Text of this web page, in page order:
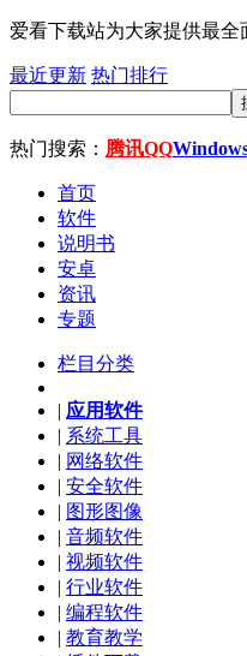
爱看下载站为大家提供最全
最近更新 热门排行
热门搜索： 腾讯QQ
首页
软件
说明书
安卓
资讯
专题
栏目分类
| 应用软件
| 系统工具
| 网络软件
| 安全软件
| 图形图像
| 音频软件
| 视频软件
| 行业软件
| 编程软件
| 教育教学